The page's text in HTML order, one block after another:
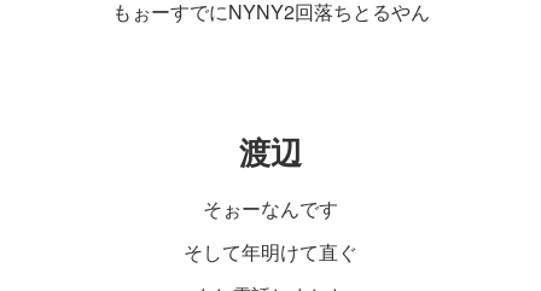
もぉーすでにNYNY2回落ちとるやん
渡辺
そぉーなんです
そして年明けて直ぐ